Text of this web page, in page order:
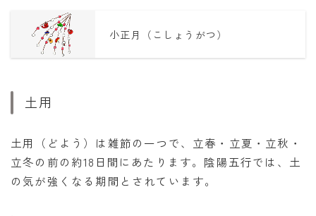
小正月（こしょうがつ）
土用
土用（どよう）は雑節の一つで、立春・立夏・立秋・
立冬の前の約18日間にあたります。陰陽五行では、土
の気が強くなる期間とされています。